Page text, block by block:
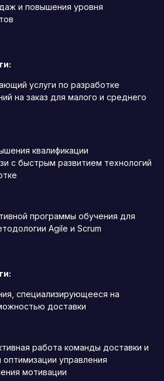
и повышения уровня
услуги по разработке
на заказ для малого и среднего
квалификации
с быстрым развитием технологий
программы обучения для
Agile и Scrum
специализирующееся на
доставки
работа команды доставки и
управления
мотивации